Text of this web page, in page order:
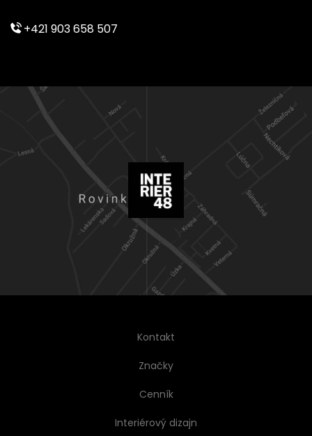
+421 903 658 507
Kontakt
Značky
Cenník
Interiérový dizajn